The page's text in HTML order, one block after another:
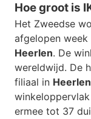
Hoe groot is
Het Zweedse
afgelopen
Heerlen. De
wereldwijd. De
filiaal in Heerlen
ermee tot 37